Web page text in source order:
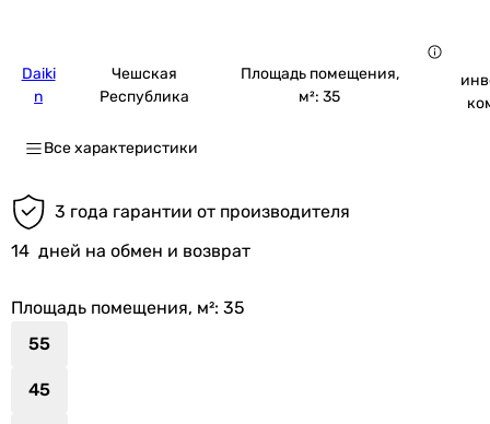
Daiki
n
Чешская
Республика
Площадь помещения,
м²: 35
Все характеристики
3 года гарантии от производителя
14 дней на обмен и возврат
Площадь помещения, м²: 35
55
45